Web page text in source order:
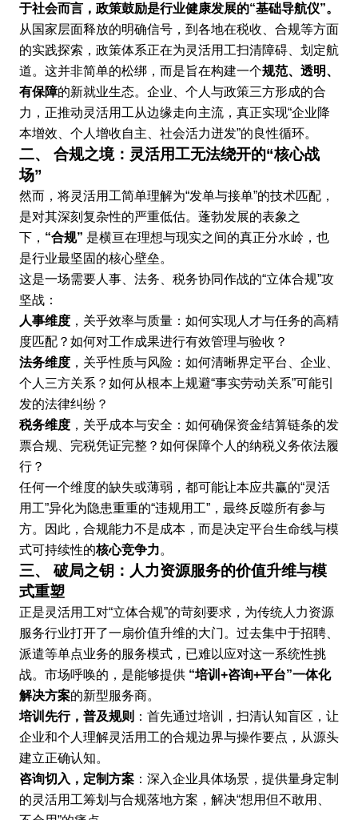
于社会而言，政策鼓励是行业健康发展的“基础导航仪”。
从国家层面释放的明确信号，到各地在税收、合规等方面
的实践探索，政策体系正在为灵活用工扫清障碍、划定航
道。这并非简单的松绑，而是旨在构建一个规范、透明、
有保障的新就业生态。企业、个人与政策三方形成的合
力，正推动灵活用工从边缘走向主流，真正实现“企业降
本增效、个人增收自主、社会活力迸发”的良性循环。
二、 合规之境：灵活用工无法绕开的“核心战
场”
然而，将灵活用工简单理解为“发单与接单”的技术匹配，
是对其深刻复杂性的严重低估。蓬勃发展的表象之
下， “合规” 是横亘在理想与现实之间的真正分水岭，也
是行业最坚固的核心壁垒。
这是一场需要人事、法务、税务协同作战的“立体合规”攻
坚战：
人事维度，关乎效率与质量：如何实现人才与任务的高精
度匹配？如何对工作成果进行有效管理与验收？
法务维度，关乎性质与风险：如何清晰界定平台、企业、
个人三方关系？如何从根本上规避“事实劳动关系”可能引
发的法律纠纷？
税务维度，关乎成本与安全：如何确保资金结算链条的发
票合规、完税凭证完整？如何保障个人的纳税义务依法履
行？
任何一个维度的缺失或薄弱，都可能让本应共赢的“灵活
用工”异化为隐患重重的“违规用工”，最终反噬所有参与
方。因此，合规能力不是成本，而是决定平台生命线与模
式可持续性的核心竞争力。
三、 破局之钥：人力资源服务的价值升维与模
式重塑
正是灵活用工对“立体合规”的苛刻要求，为传统人力资源
服务行业打开了一扇价值升维的大门。过去集中于招聘、
派遣等单点业务的服务模式，已难以应对这一系统性挑
战。市场呼唤的，是能够提供 “培训+咨询+平台”一体化
解决方案的新型服务商。
培训先行，普及规则 ：首先通过培训，扫清认知盲区，让
企业和个人理解灵活用工的合规边界与操作要点，从源头
建立正确认知。
咨询切入，定制方案：深入企业具体场景，提供量身定制
的灵活用工筹划与合规落地方案，解决“想用但不敢用、